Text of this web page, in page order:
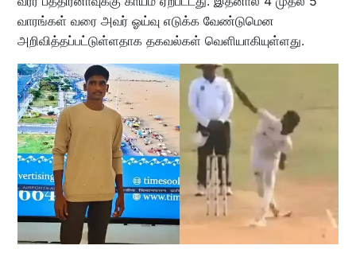
வாரங்கள் வரை அவர் ஓய்வு எடுக்க வேண்டுமென
அறிவித்தப்பட்டுள்ளதாக தகவல்கள் வெளியாகியுள்ளது.